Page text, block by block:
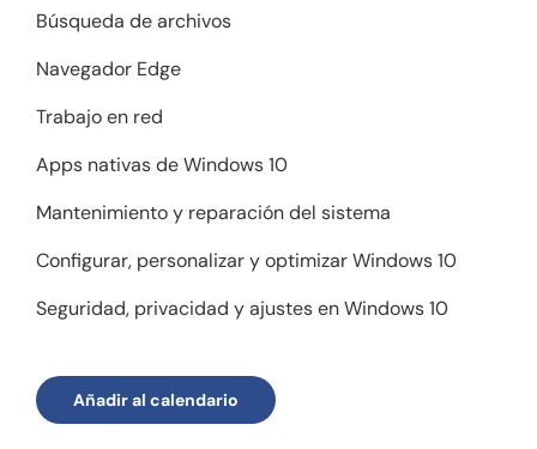
Búsqueda de archivos
Navegador Edge
Trabajo en red
Apps nativas de Windows 10
Mantenimiento y reparación del sistema
Configurar, personalizar y optimizar Windows 10
Seguridad, privacidad y ajustes en Windows 10
Añadir al calendario